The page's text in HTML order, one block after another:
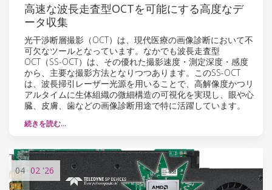
高速な波長走査型OCTを可能にする高度なデ
ータ収集
光干渉断層撮影（OCT）は、現代医療の画像診断において不
可欠なツールとなっています。なかでも波長走査型
OCT（SS-OCT）は、その優れた撮影速度・測定深度・感度
から、主要な撮影方法となりつつあります。このSS-OCT
は、波長掃引レーザー光源を用いることで、高解像度かつリ
アルタイムに生体組織の微細構造の可視化を実現し、眼や心
臓、皮膚、歯などの画像診断用途で特に活躍しています。
続きを読む…
04 02 '26